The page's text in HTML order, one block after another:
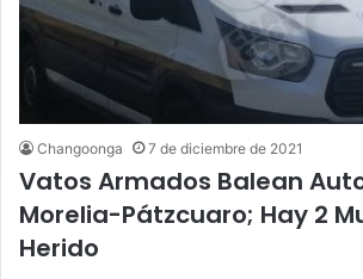
Changoonga 7 de diciembre de 2021
Vatos Armados Balean
Morelia-Pátzcuaro; Hay 2
Herido